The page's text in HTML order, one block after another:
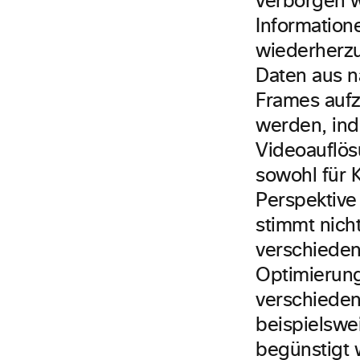
Daten aus
Frames
werden,
sowohl für
stimmt
begünstigt